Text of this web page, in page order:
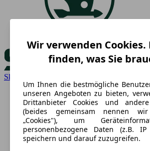
Skoda
Wir verwenden Cookies.
finden, was Sie
Um Ihnen die bestmögliche
unseren Angeboten zu bieten,
Drittanbieter Cookies und andere
(beides gemeinsam nennen wir
„Cookies"), um
personenbezogene Daten (z.B.
speichern und darauf zuzugreifen.